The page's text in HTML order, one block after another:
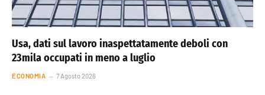
Usa, dati sul lavoro inaspettatamente deboli con
23mila occupati in meno a luglio
ECONOMIA 7 Agosto 2026